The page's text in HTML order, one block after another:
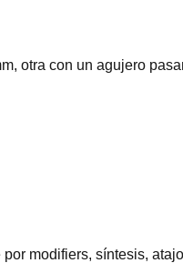
otra con un agujero
modifiers, síntesis,